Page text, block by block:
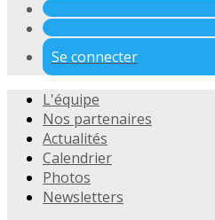
Se connecter
L'équipe
Nos partenaires
Actualités
Calendrier
Photos
Newsletters